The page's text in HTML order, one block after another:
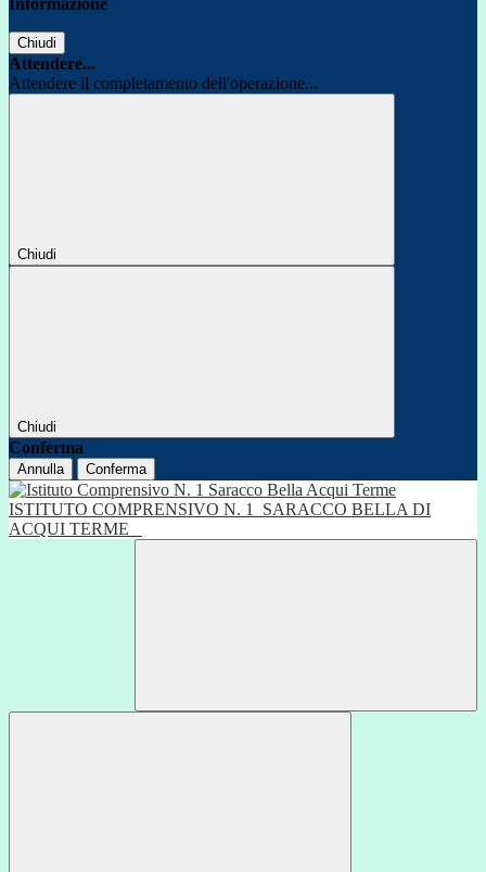
Informazione
Chiudi
Attendere...
Attendere il completamento dell'operazione...
Chiudi
Chiudi
Conferma
Annulla Conferma
ISTITUTO COMPRENSIVO N. 1
SARACCO BELLA DI
ACQUI TERME